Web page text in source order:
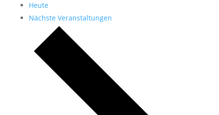
Heute
Nächste Veranstaltungen